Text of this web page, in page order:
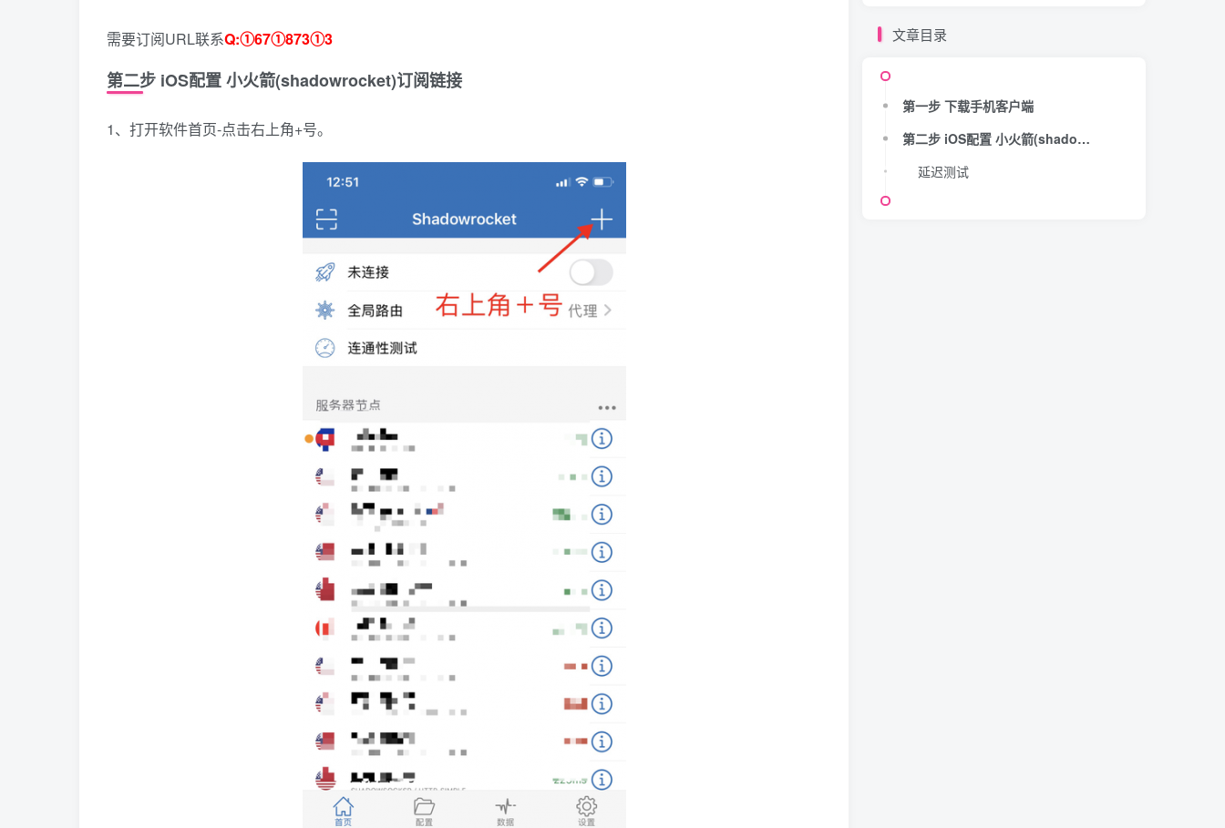
需要订阅URL联系Q:①67①873①3
第二步 iOS配置 小火箭(shadowrocket)订阅链接
1、打开软件首页-点击右上角+号。
文章目录
第一步 下载手机客户端
第二步 iOS配置 小火箭(shadowrocket)订阅链接
延迟测试